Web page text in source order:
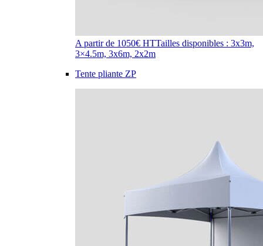
A partir de 1050€ HTTailles disponibles : 3x3m,
3×4.5m, 3x6m, 2x2m
Tente pliante ZP